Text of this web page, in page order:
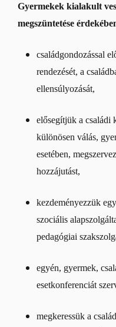
Gyermekek kialakult
megszüntetése
családgondozással
rendezését, a
ellensúlyozását,
elősegítjük a családi
különösen válás,
esetében,
hozzájutást,
kezdeményezzük
szociális
pedagógiai
egyén, gyermek,
esetkonferenciát
megkeressük a